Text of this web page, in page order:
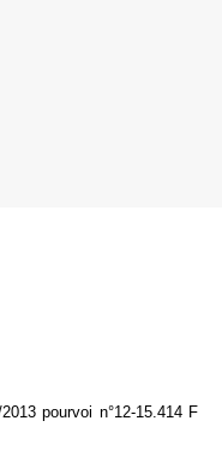
pourvoi n°12-15.414 F